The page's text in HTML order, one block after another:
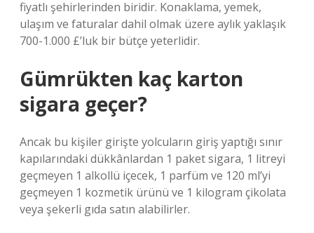
fiyatlı şehirlerinden biridir. Konaklama, yemek,
ulaşım ve faturalar dahil olmak üzere aylık yaklaşık
700-1.000 £’luk bir bütçe yeterlidir.
Gümrükten kaç karton
sigara geçer?
Ancak bu kişiler girişte yolcuların giriş yaptığı sınır
kapılarındaki dükkânlardan 1 paket sigara, 1 litreyi
geçmeyen 1 alkollü içecek, 1 parfüm ve 120 ml’yi
geçmeyen 1 kozmetik ürünü ve 1 kilogram çikolata
veya şekerli gıda satın alabilirler.